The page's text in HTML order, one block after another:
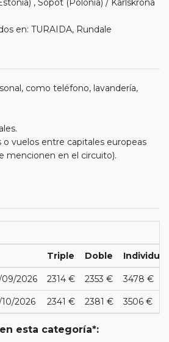
, Sopot (Polonia) / Karlskrona
en: TURAIDA, Rundale
como teléfono, lavandería,
vuelos entre capitales europeas
mencionen en el circuito).
Triple Doble Individual
09/2026 2314 € 2353 € 3478 €
2026 2341 € 2381 € 3506 €
esta categoría*: